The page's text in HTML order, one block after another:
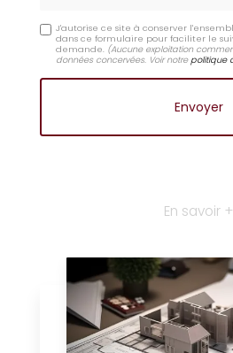
J'autorise ce site à conserver
dans ce formulaire pour faciliter le
demande. (Aucune exploitation
données concervées. Voir notrepolitique
En savoir +